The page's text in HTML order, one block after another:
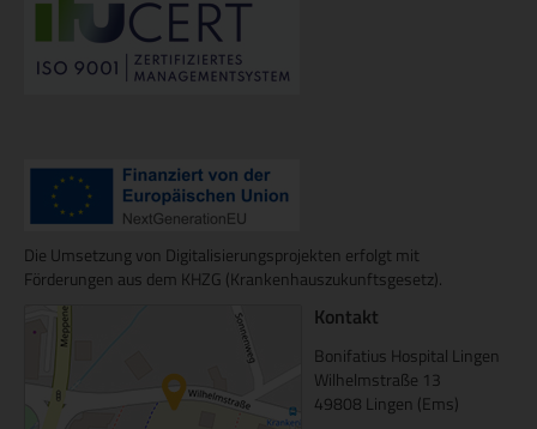
Die Umsetzung von Digitalisierungsprojekten erfolgt mit
Förderungen aus dem KHZG (Krankenhauszukunftsgesetz).
Kontakt
Bonifatius Hospital Lingen
Wilhelmstraße 13
49808 Lingen (Ems)